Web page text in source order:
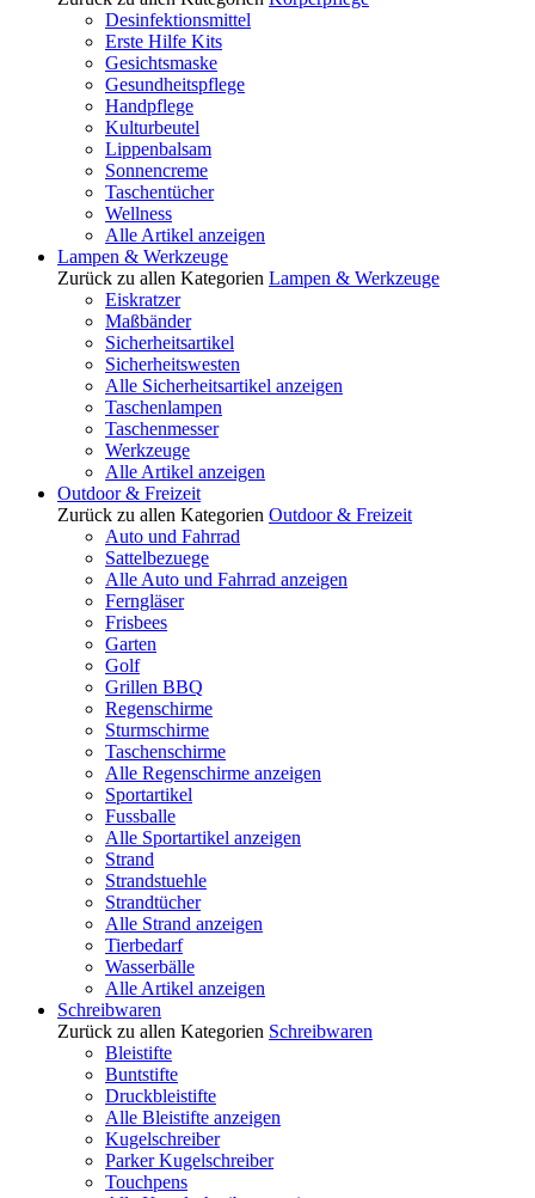
Desinfektionsmittel
Erste Hilfe Kits
Gesichtsmaske
Gesundheitspflege
Handpflege
Kulturbeutel
Lippenbalsam
Sonnencreme
Taschentücher
Wellness
Alle Artikel anzeigen
Lampen & Werkzeuge
Zurück zu allen Kategorien Lampen & Werkzeuge
Eiskratzer
Maßbänder
Sicherheitsartikel
Sicherheitswesten
Alle Sicherheitsartikel anzeigen
Taschenlampen
Taschenmesser
Werkzeuge
Alle Artikel anzeigen
Outdoor & Freizeit
Zurück zu allen Kategorien Outdoor & Freizeit
Auto und Fahrrad
Sattelbezuege
Alle Auto und Fahrrad anzeigen
Ferngläser
Frisbees
Garten
Golf
Grillen BBQ
Regenschirme
Sturmschirme
Taschenschirme
Alle Regenschirme anzeigen
Sportartikel
Fussballe
Alle Sportartikel anzeigen
Strand
Strandstuehle
Strandtücher
Alle Strand anzeigen
Tierbedarf
Wasserbälle
Alle Artikel anzeigen
Schreibwaren
Zurück zu allen Kategorien Schreibwaren
Bleistifte
Buntstifte
Druckbleistifte
Alle Bleistifte anzeigen
Kugelschreiber
Parker Kugelschreiber
Touchpens